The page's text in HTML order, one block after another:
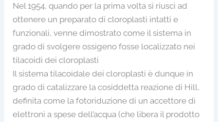
Nel 1954, quando per la prima volta si riuscì ad
ottenere un preparato di cloroplasti intatti e
funzionali, venne dimostrato come il sistema in
grado di svolgere ossigeno fosse localizzato nei
tilacoidi dei cloroplasti
Il sistema tilacoidale dei cloroplasti è dunque in
grado di catalizzare la cosiddetta reazione di Hill,
definita come la fotoriduzione di un accettore di
elettroni a spese dell’acqua (che libera il prodotto